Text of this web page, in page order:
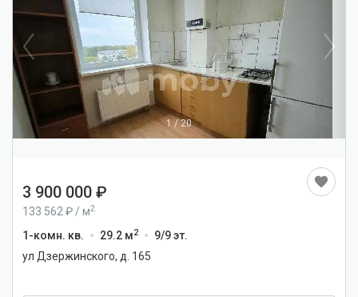
1/20
3 900 000
133 562 / м2
1-комн. кв. 29.2 м2
9/9 эт.
ул Дзержинского, д. 165